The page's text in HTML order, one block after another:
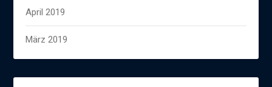
April 2019
März 2019